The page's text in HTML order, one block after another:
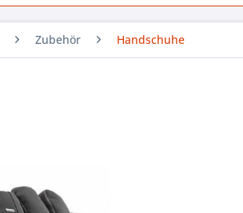
Zubehör Handschuhe